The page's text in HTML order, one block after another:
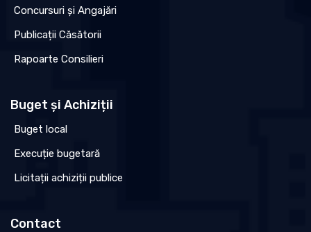
Concursuri și Angajări
Publicații Căsătorii
Rapoarte Consilieri
Buget și Achiziții
Buget local
Execuție bugetară
Licitații achiziții publice
Contact